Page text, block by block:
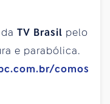
TV Brasil pelo
e parabólica.
comos